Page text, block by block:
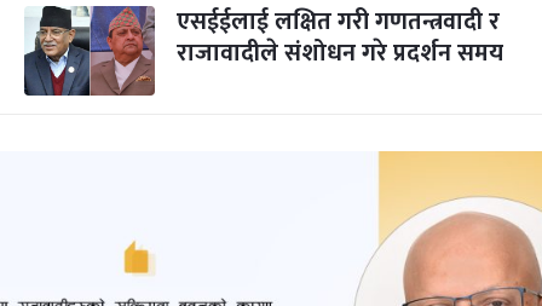
एसईईलाई लक्षित गरी गणतन्त्रवादी र
राजावादीले संशोधन गरे प्रदर्शन समय